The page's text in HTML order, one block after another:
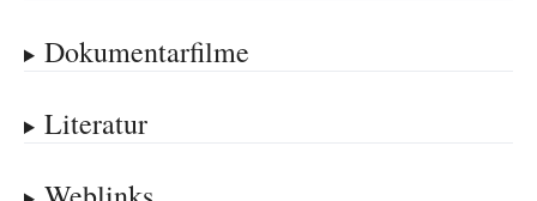
Dokumentarfilme
Literatur